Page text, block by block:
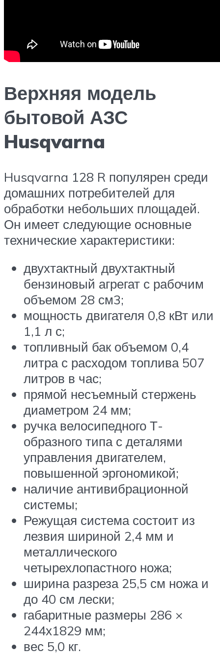
Верхняя модель
бытовой АЗС
Husqvarna
Husqvarna 128 R популярен среди
домашних потребителей для
обработки небольших площадей.
Он имеет следующие основные
технические характеристики:
двухтактный двухтактный
бензиновый агрегат с рабочим
объемом 28 см3;
мощность двигателя 0,8 кВт или
1,1 л с;
топливный бак объемом 0,4
литра с расходом топлива 507
литров в час;
прямой несъемный стержень
диаметром 24 мм;
ручка велосипедного Т-
образного типа с деталями
управления двигателем,
повышенной эргономикой;
наличие антивибрационной
системы;
Режущая система состоит из
лезвия шириной 2,4 мм и
металлического
четырехлопастного ножа;
ширина разреза 25,5 см ножа и
до 40 см лески;
габаритные размеры 286 ×
244х1829 мм;
вес 5,0 кг.